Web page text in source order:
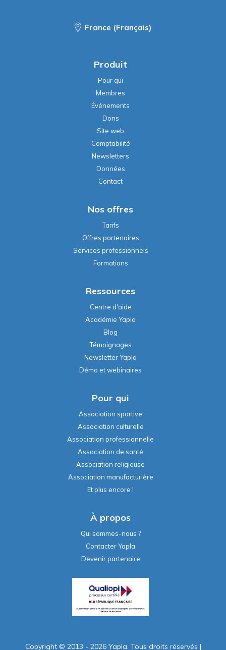
France (Français)
Produit
Pour qui
Membres
Événements
Dons
Site web
Comptabilité
Newsletters
Données
Contact
Nos offres
Tarifs
Offres partenaires
Services professionnels
Formations
Ressources
Centre d'aide
Académie Yapla
Blog
Témoignages
Newsletter Yapla
Démo et webinaires
Pour qui
Association sportive
Association culturelle
Association professionnelle
Association de santé
Association religieuse
Association manufacturière
Et plus encore !
À propos
Qui sommes-nous ?
Contacter Yapla
Devenir partenaire
Copyright © 2013 - 2026 Yapla. Tous droits réservés |